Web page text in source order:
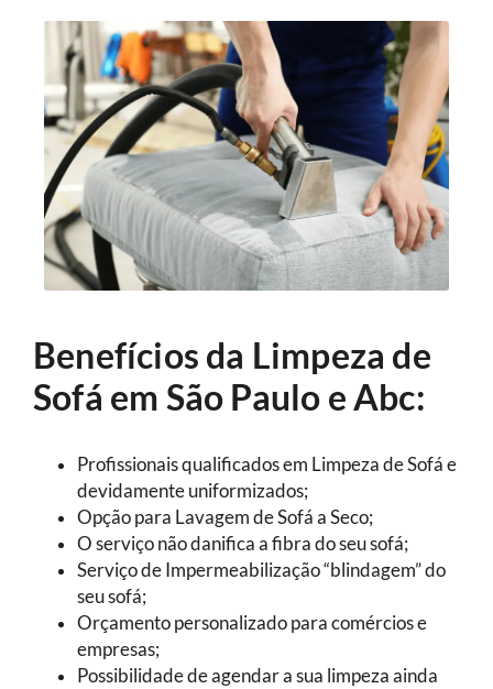
Benefícios da Limpeza de
Sofá em São Paulo e Abc:
Profissionais qualificados em Limpeza de Sofá e
devidamente uniformizados;
Opção para Lavagem de Sofá a Seco;
O serviço não danifica a fibra do seu sofá;
Serviço de Impermeabilização “blindagem” do
seu sofá;
Orçamento personalizado para comércios e
empresas;
Possibilidade de agendar a sua limpeza ainda